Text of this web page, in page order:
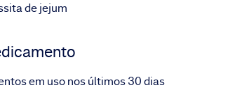
de jejum
em uso nos últimos 30 dias